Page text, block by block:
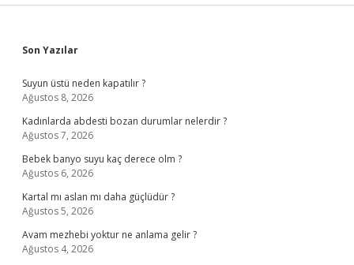
Sidebar
Son Yazılar
Suyun üstü neden kapatılır ?
Ağustos 8, 2026
Kadınlarda abdesti bozan durumlar nelerdir ?
Ağustos 7, 2026
Bebek banyo suyu kaç derece olm ?
Ağustos 6, 2026
Kartal mı aslan mı daha güçlüdür ?
Ağustos 5, 2026
Avam mezhebi yoktur ne anlama gelir ?
Ağustos 4, 2026